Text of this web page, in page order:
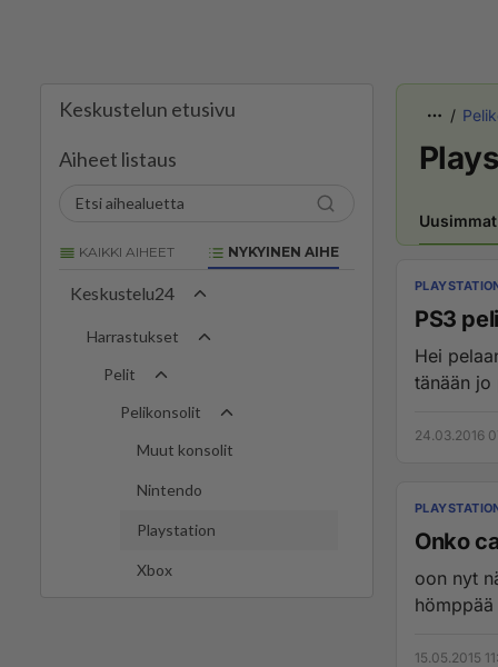
Keskustelun etusivu
Aiheet listaus
KAIKKI AIHEET NYKYINEN AIHE
Keskustelu24
Harrastukset
Pelit
Pelikonsolit
Muut konsolit
Nintendo
Playstation
Xbox
PS3
Hei pelaan ps3:lla
tänään jo
24.03.2016
Onko
oon nyt
15.05.2015